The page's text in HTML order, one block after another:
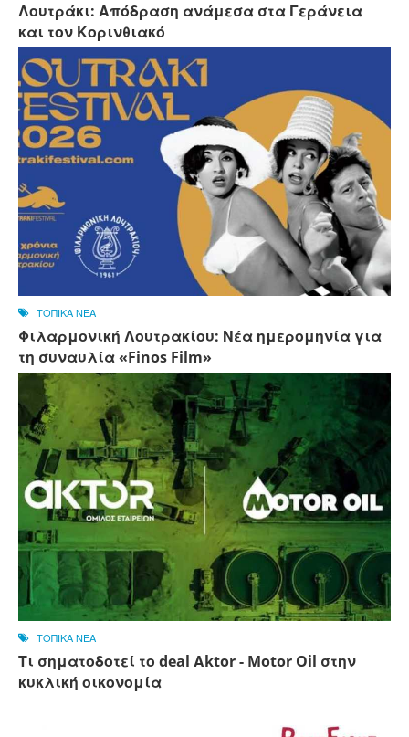
Λουτράκι: Απόδραση ανάμεσα στα Γεράνεια
και τον Κορινθιακό
ΤΟΠΙΚΑ ΝΕΑ
Φιλαρμονική Λουτρακίου: Νέα ημερομηνία για
τη συναυλία «Finos Film»
ΤΟΠΙΚΑ ΝΕΑ
Τι σηματοδοτεί το deal Αktor - Motor Oil στην
κυκλική οικονομία